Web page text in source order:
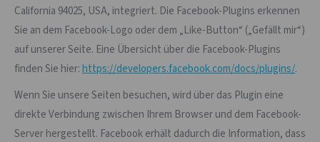
California 94025, USA, integriert. Die Facebook-Plugins erkennen
Sie an dem Facebook-Logo oder dem „Like-Button“ („Gefällt mir“)
auf unserer Seite. Eine Übersicht über die Facebook-Plugins
finden Sie hier:https://developers.facebook.com/docs/plugins/.
Wenn Sie unsere Seiten besuchen, wird über das Plugin eine
direkte Verbindung zwischen Ihrem Browser und dem Facebook-
Server hergestellt. Facebook erhält dadurch die Information, dass